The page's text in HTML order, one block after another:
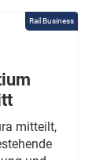
Rail Business
mitteilt,